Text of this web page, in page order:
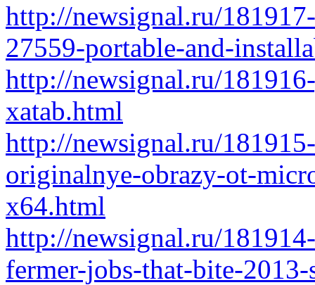
http://newsignal.ru/
27559-portable-and-
http://newsignal.ru/
xatab.html
http://newsignal.ru/
originalnye-obrazy-ot-
x64.html
http://newsignal.ru/
fermer-jobs-that-bite-